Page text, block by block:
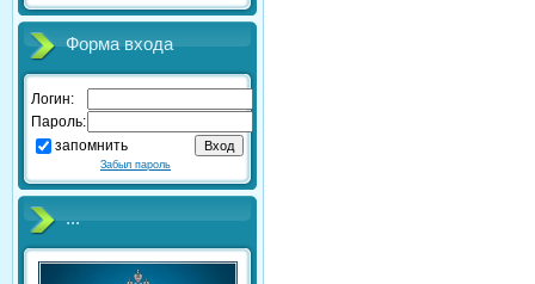
Форма входа
Логин:
Пароль:
запомнить
Забыл пароль
...